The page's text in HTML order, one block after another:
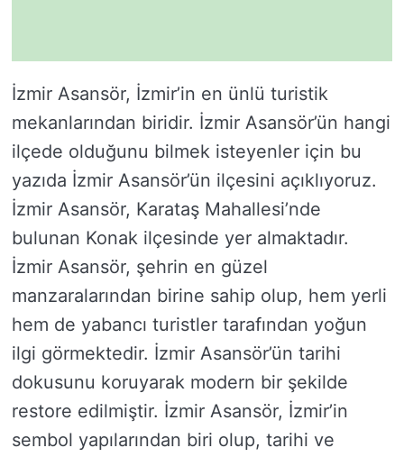
İzmir Asansör, İzmir’in en ünlü turistik
mekanlarından biridir. İzmir Asansör’ün hangi
ilçede olduğunu bilmek isteyenler için bu
yazıda İzmir Asansör’ün ilçesini açıklıyoruz.
İzmir Asansör, Karataş Mahallesi’nde
bulunan Konak ilçesinde yer almaktadır.
İzmir Asansör, şehrin en güzel
manzaralarından birine sahip olup, hem yerli
hem de yabancı turistler tarafından yoğun
ilgi görmektedir. İzmir Asansör’ün tarihi
dokusunu koruyarak modern bir şekilde
restore edilmiştir. İzmir Asansör, İzmir’in
sembol yapılarından biri olup, tarihi ve